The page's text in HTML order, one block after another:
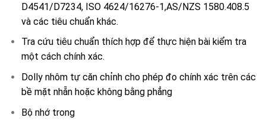
D4541/D7234, ISO 4624/16276-1,AS/NZS 1580.408.5
và các tiêu chuẩn khác.
Tra cứu tiêu chuẩn thích hợp để thực hiện bài kiểm tra
một cách chính xác.
Dolly nhôm tự căn chỉnh cho phép đo chính xác trên các
bề mặt nhẵn hoặc không bằng phẳng
Bộ nhớ trong